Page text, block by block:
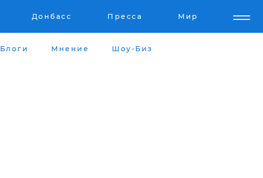
Донбасс Пресса Мир
Блоги Мнение Шоу-Биз